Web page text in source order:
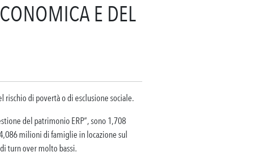
E DEL
rischio di povertà o di esclusione sociale.
del patrimonio ERP”, sono 1,708
milioni di famiglie in locazione sul
turn over molto bassi.